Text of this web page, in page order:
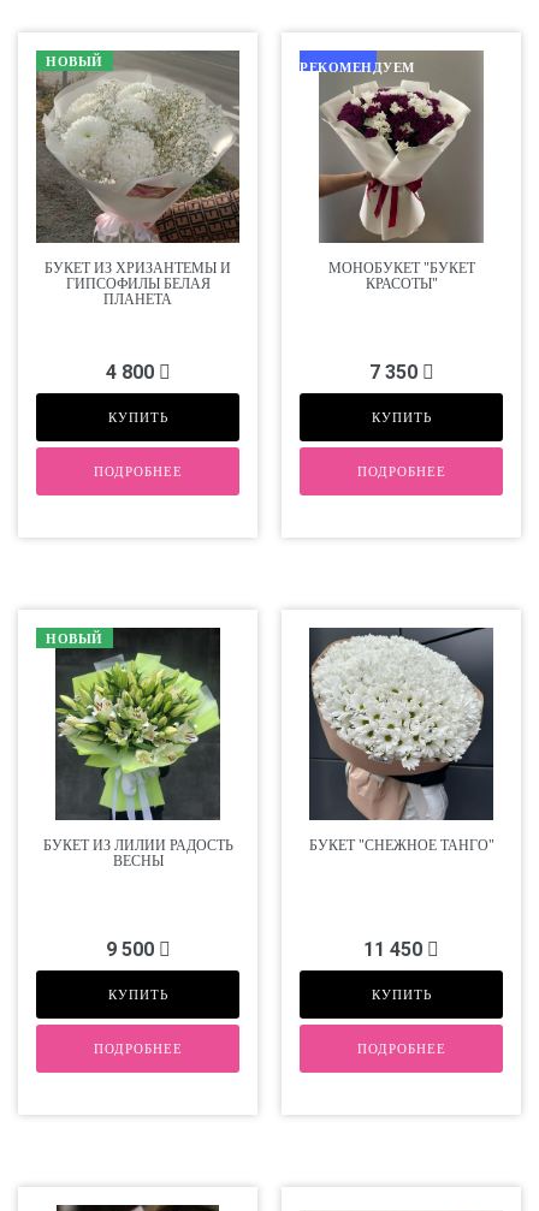
НОВЫЙ
БУКЕТ ИЗ ХРИЗАНТЕМЫ И
ГИПСОФИЛЫ БЕЛАЯ
ПЛАНЕТА
4 800
КУПИТЬ
ПОДРОБНЕЕ
РЕКОМЕНДУЕМ
МОНОБУКЕТ "БУКЕТ
КРАСОТЫ"
7 350
КУПИТЬ
ПОДРОБНЕЕ
НОВЫЙ
БУКЕТ ИЗ ЛИЛИИ РАДОСТЬ
ВЕСНЫ
9 500
КУПИТЬ
ПОДРОБНЕЕ
БУКЕТ "СНЕЖНОЕ ТАНГО"
11 450
КУПИТЬ
ПОДРОБНЕЕ